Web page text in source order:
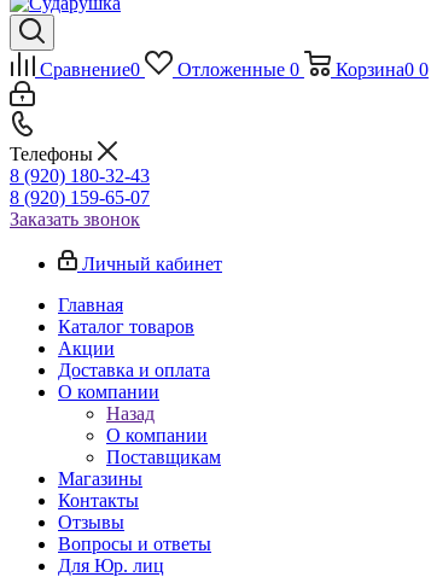
Сравнение0 Отложенные 0 Корзина0 0
Телефоны
8 (920) 180-32-43
8 (920) 159-65-07
Заказать звонок
Личный кабинет
Главная
Каталог товаров
Акции
Доставка и оплата
О компании
Назад
О компании
Поставщикам
Магазины
Контакты
Отзывы
Вопросы и ответы
Для Юр. лиц